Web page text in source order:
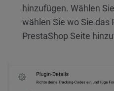
hinzufügen. Wählen
wählen Sie wo Sie das
PrestaShop Seite